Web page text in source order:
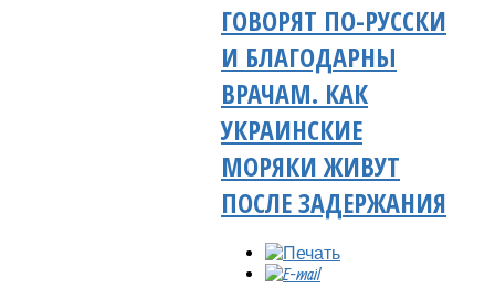
ГОВОРЯТ ПО-РУССКИ
И БЛАГОДАРНЫ
ВРАЧАМ. КАК
УКРАИНСКИЕ
МОРЯКИ ЖИВУТ
ПОСЛЕ ЗАДЕРЖАНИЯ